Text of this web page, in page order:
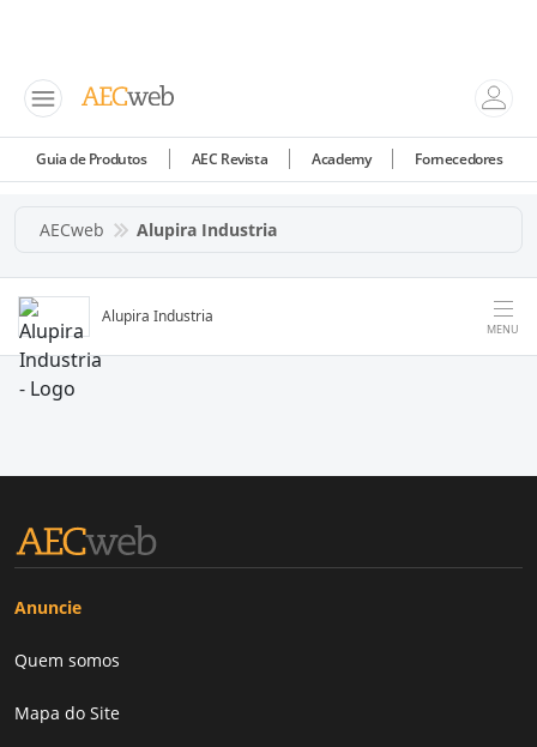
Guia de Produtos AEC Revista Academy Fornecedores
AECweb Alupira Industria
Alupira Industria
MENU
Anuncie
Quem somos
Mapa do Site